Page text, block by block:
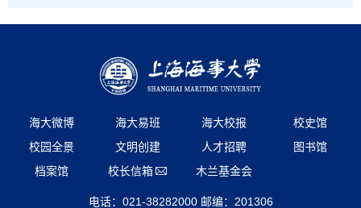
海大微博 海大易班 海大校报
校史馆
校园全景
文明创建 人才招聘
图书馆
档案馆
校长信箱 木兰基金会
电话：021-38282000 邮编：201306